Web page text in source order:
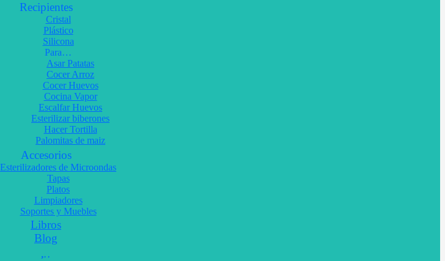
Recipientes
Cristal
Plástico
Silicona
Para…
Asar Patatas
Cocer Arroz
Cocer Huevos
Cocina Vapor
Escalfar Huevos
Esterilizar biberones
Hacer Tortilla
Palomitas de maiz
Accesorios
Esterilizadores de Microondas
Tapas
Platos
Limpiadores
Soportes y Muebles
Libros
Blog